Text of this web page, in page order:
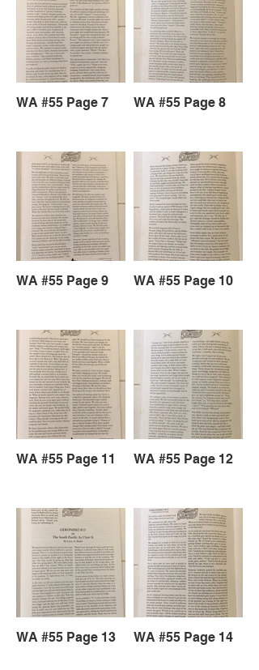
WA #55 Page 7 WA #55 Page 8
WA #55 Page 9 WA #55 Page 10
WA #55 Page 11 WA #55 Page 12
WA #55 Page 13 WA #55 Page 14